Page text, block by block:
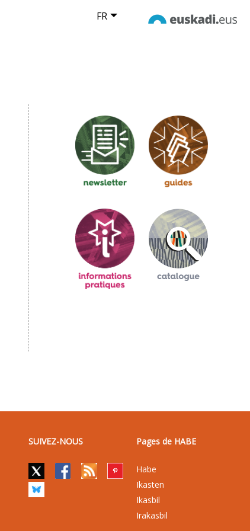
FR
SUIVEZ-NOUS Pages de HABE
Habe
Ikasten
Ikasbil
Irakasbil